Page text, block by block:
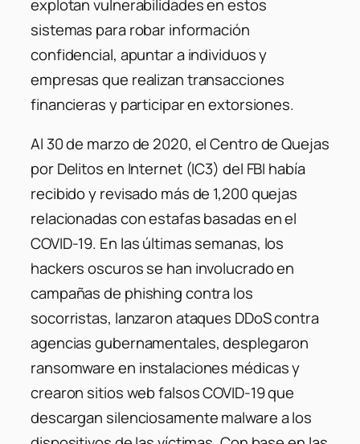
explotan vulnerabilidades en estos
sistemas para robar información
confidencial, apuntar a individuos y
empresas que realizan transacciones
financieras y participar en extorsiones.
Al 30 de marzo de 2020, el Centro de Quejas
por Delitos en Internet (IC3) del FBI había
recibido y revisado más de 1,200 quejas
relacionadas con estafas basadas en el
COVID-19. En las últimas semanas, los
hackers oscuros se han involucrado en
campañas de phishing contra los
socorristas, lanzaron ataques DDoS contra
agencias gubernamentales, desplegaron
ransomware en instalaciones médicas y
crearon sitios web falsos COVID-19 que
descargan silenciosamente malware a los